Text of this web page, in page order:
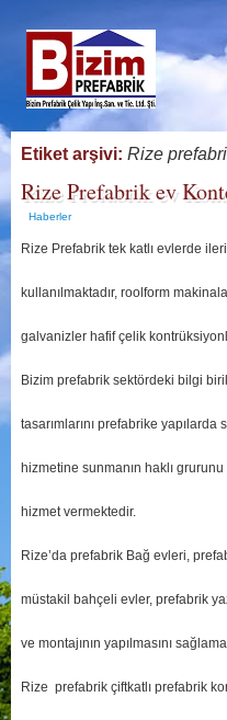
Etiket arşivi: Rize
Rize Prefabrik ev
Haberler
Rize Prefabrik tek katlı evlerde
kullanılmaktadır, roolform
galvanizler hafif çelik
Bizim prefabrik sektördeki bilgi
tasarımlarını prefabrike
hizmetine sunmanın haklı
hizmet vermektedir.
Rize’da prefabrik Bağ evleri,
müstakil bahçeli evler, prefabrik
ve montajının yapılmasını
Rize prefabrik çiftkatlı prefabrik